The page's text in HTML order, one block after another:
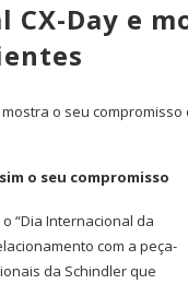
Day e
o seu compromisso
“Dia Internacional da
com a peça-
da Schindler que